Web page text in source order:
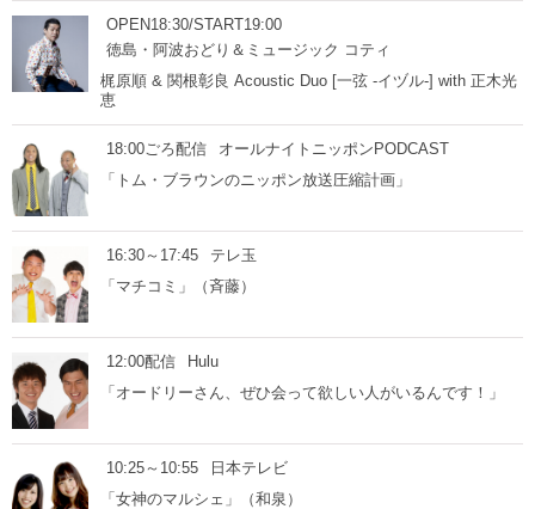
OPEN18:30/START19:00
徳島・阿波おどり＆ミュージック コティ
梶原順 & 関根彰良 Acoustic Duo [一弦 -イヅル-] with 正木光
恵
18:00ごろ配信
オールナイトニッポンPODCAST
「トム・ブラウンのニッポン放送圧縮計画」
16:30～17:45
テレ玉
「マチコミ」（斉藤）
12:00配信
Hulu
「オードリーさん、ぜひ会って欲しい人がいるんです！」
10:25～10:55
日本テレビ
「女神のマルシェ」（和泉）